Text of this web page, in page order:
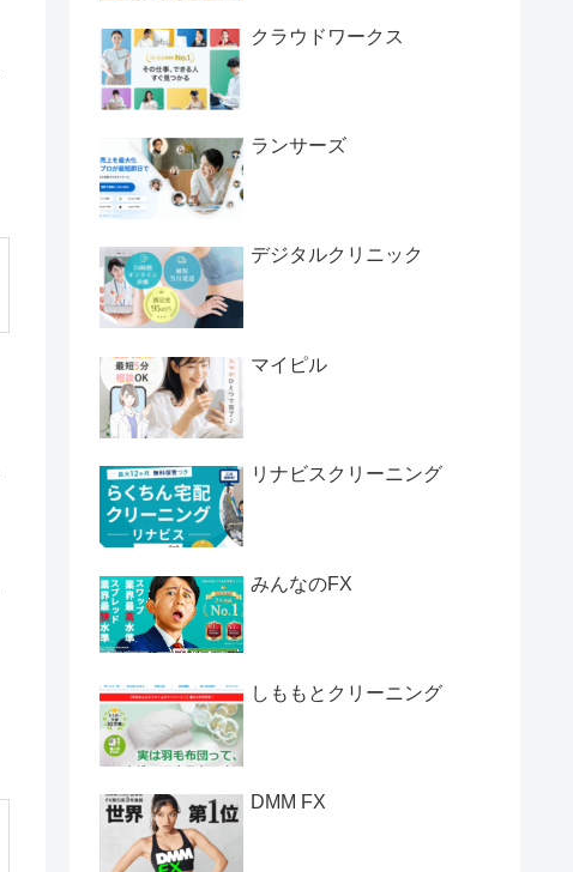
クラウドワークス
ランサーズ
デジタルクリニック
マイピル
リナビスクリーニング
みんなのFX
しももとクリーニング
DMM FX